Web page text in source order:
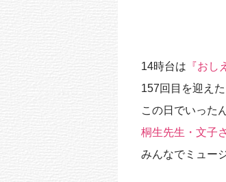
14時台は 『おし
157回目を迎えた
この日でいった
桐生先生・文子
みんなでミュー